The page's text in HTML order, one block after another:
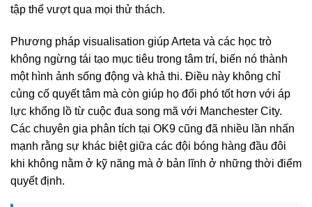
tập thể vượt qua mọi thử thách.
Phương pháp visualisation giúp Arteta và các học trò
không ngừng tái tạo mục tiêu trong tâm trí, biến nó thành
một hình ảnh sống động và khả thi. Điều này không chỉ
củng cố quyết tâm mà còn giúp họ đối phó tốt hơn với áp
lực khổng lồ từ cuộc đua song mã với Manchester City.
Các chuyên gia phân tích tại OK9 cũng đã nhiều lần nhấn
mạnh rằng sự khác biệt giữa các đội bóng hàng đầu đôi
khi không nằm ở kỹ năng mà ở bản lĩnh ở những thời điểm
quyết định.